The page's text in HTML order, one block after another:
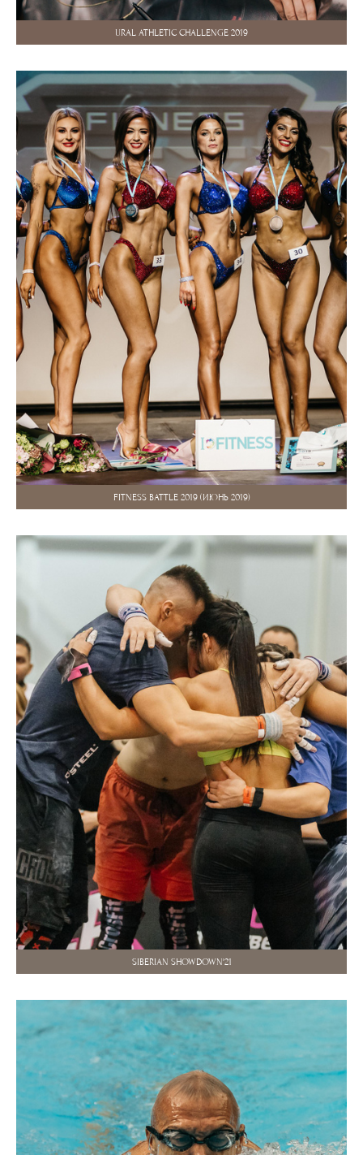
URAL ATHLETIC CHALLENGE 2019
FITNESS BATTLE 2019 (ИЮНЬ 2019)
SIBERIAN SHOWDOWN'21